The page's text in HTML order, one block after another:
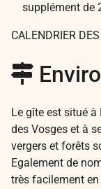
supplément de
CALENDRIER
Le gîte est situé
des Vosges et à
vergers et forêts
Egalement de
très facilement